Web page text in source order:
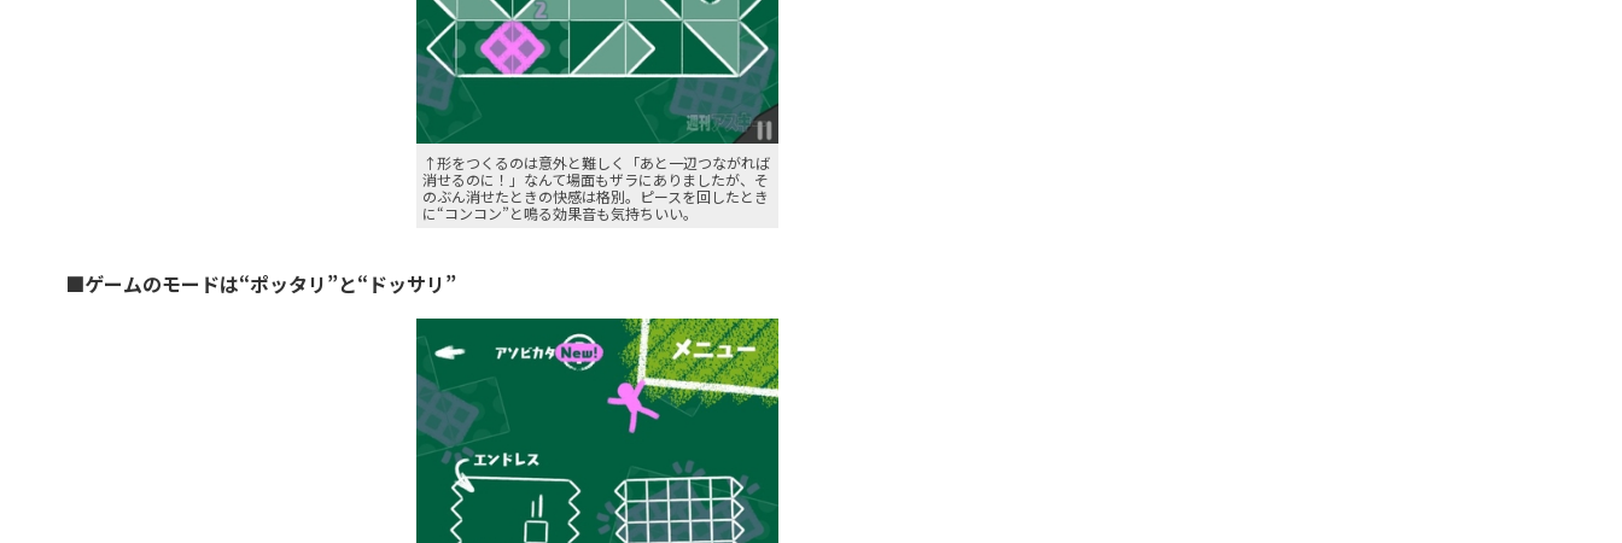
↑形をつくるのは意外と難しく「あと一辺つながれば
消せるのに！」なんて場面もザラにありましたが、そ
のぶん消せたときの快感は格別。ピースを回したとき
に“コンコン”と鳴る効果音も気持ちいい。
■ゲームのモードは“ポッタリ”と“ドッサリ”